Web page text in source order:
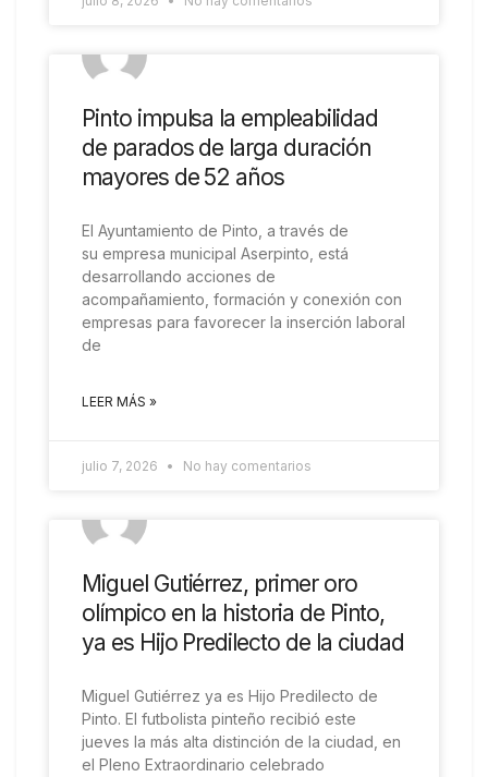
Pinto impulsa la empleabilidad
de parados de larga duración
mayores de 52 años
El Ayuntamiento de Pinto, a través de
su empresa municipal Aserpinto, está
desarrollando acciones de
acompañamiento, formación y conexión con
empresas para favorecer la inserción laboral
de
LEER MÁS »
julio 7, 2026 No hay comentarios
Miguel Gutiérrez, primer oro
olímpico en la historia de Pinto,
ya es Hijo Predilecto de la ciudad
Miguel Gutiérrez ya es Hijo Predilecto de
Pinto. El futbolista pinteño recibió este
jueves la más alta distinción de la ciudad, en
el Pleno Extraordinario celebrado